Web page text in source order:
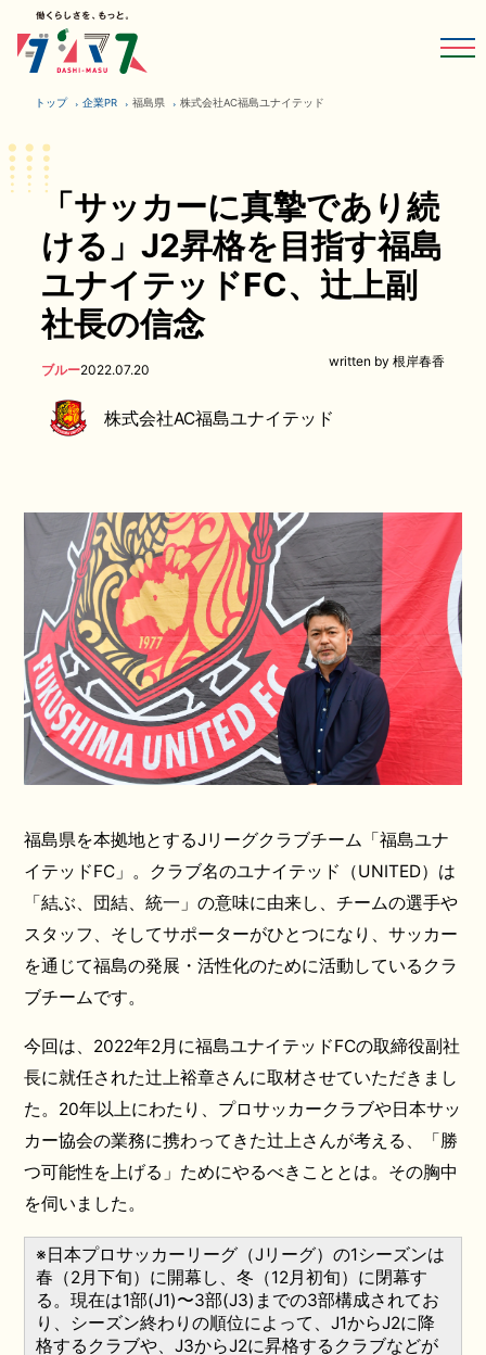
トップ 企業PR 福島県 株式会社AC福島ユナイテッド
「サッカーに真摯であり続
ける」J2昇格を目指す福島
ユナイテッドFC、辻上副
社長の信念
ブルー2022.07.20
written by 根岸春香
株式会社AC福島ユナイテッド
福島県を本拠地とするJリーグクラブチーム「福島ユナ
イテッドFC」。クラブ名のユナイテッド（UNITED）は
「結ぶ、団結、統一」の意味に由来し、チームの選手や
スタッフ、そしてサポーターがひとつになり、サッカー
を通じて福島の発展・活性化のために活動しているクラ
ブチームです。
今回は、2022年2月に福島ユナイテッドFCの取締役副社
長に就任された辻上裕章さんに取材させていただきまし
た。20年以上にわたり、プロサッカークラブや日本サッ
カー協会の業務に携わってきた辻上さんが考える、「勝
つ可能性を上げる」ためにやるべきこととは。その胸中
を伺いました。
※日本プロサッカーリーグ（Jリーグ）の1シーズンは
春（2月下旬）に開幕し、冬（12月初旬）に閉幕す
る。現在は1部(J1)〜3部(J3)までの3部構成されてお
り、シーズン終わりの順位によって、J1からJ2に降
格するクラブや、J3からJ2に昇格するクラブなどが